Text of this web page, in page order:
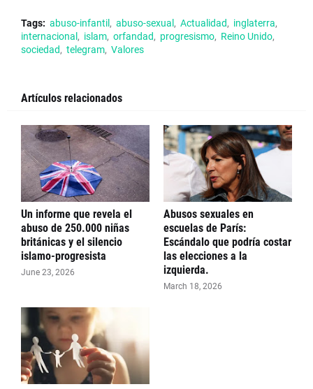
Tags: abuso-infantil abuso-sexual Actualidad
inglaterra
internacional
islam orfandad progresismo
Reino Unido
sociedad
telegram Valores
Artículos relacionados
Un informe que revela el
abuso de 250.000 niñas
británicas y el silencio
islamo-progresista
June 23, 2026
Abusos sexuales en
escuelas de París:
Escándalo que podría costar
las elecciones a la
izquierda.
March 18, 2026